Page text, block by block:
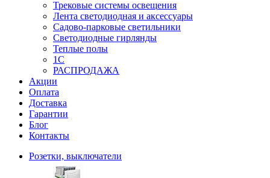
Трековые системы освещения
Лента светодиодная и аксессуары
Садово-парковые светильники
Светодиодные гирлянды
Теплые полы
1С
РАСПРОДАЖА
Акции
Оплата
Доставка
Гарантии
Блог
Контакты
Розетки, выключатели